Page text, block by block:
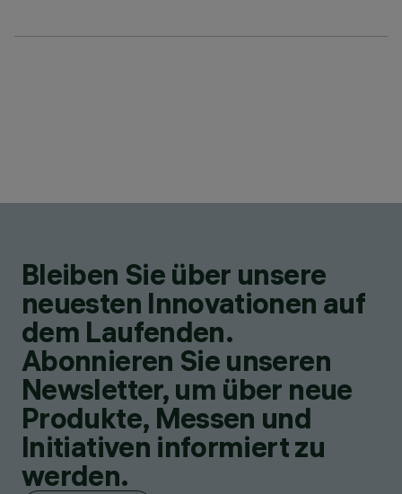
Bleiben Sie über unsere
neuesten Innovationen auf
dem Laufenden.
Abonnieren Sie unseren
Newsletter, um über neue
Produkte, Messen und
Initiativen informiert zu
werden.